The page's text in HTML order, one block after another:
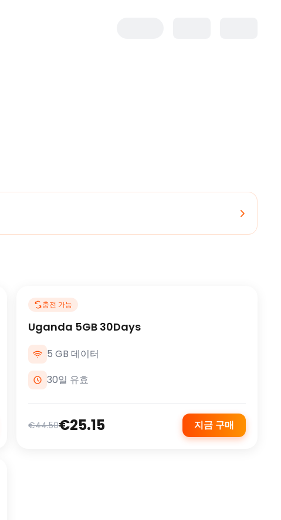
충전 가능
Uganda 5GB 30Days
5 GB 데이터
30일 유효
€44.50€25.15 지금 구매